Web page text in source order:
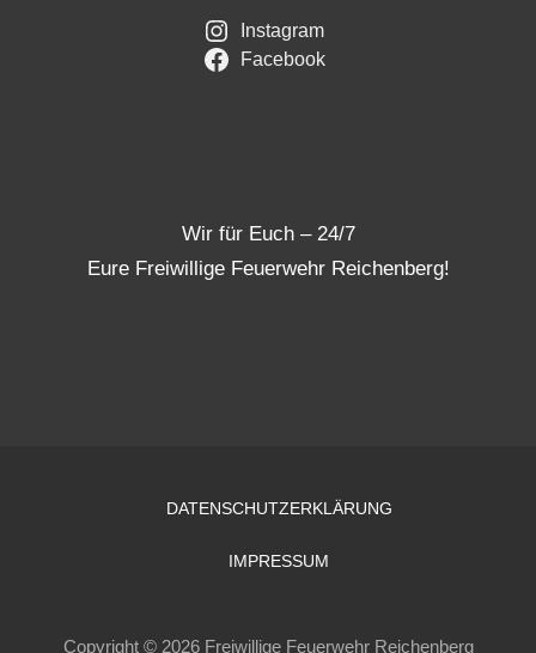
Instagram
Facebook
Wir für Euch – 24/7
Eure Freiwillige Feuerwehr Reichenberg!
DATENSCHUTZERKLÄRUNG
IMPRESSUM
Copyright © 2026 Freiwillige Feuerwehr Reichenberg